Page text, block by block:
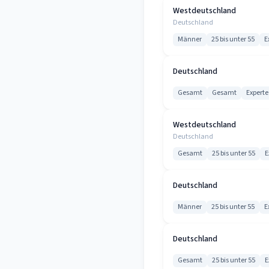
Westdeutschland
Deutschland
Männer 25 bis unter 55
Deutschland
Gesamt Gesamt Experte
Westdeutschland
Deutschland
Gesamt 25 bis unter 55
Deutschland
Männer 25 bis unter 55
Deutschland
Gesamt 25 bis unter 55